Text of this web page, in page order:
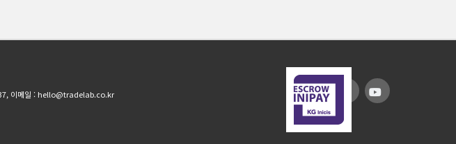
이메일 : hello@tradelab.co.kr